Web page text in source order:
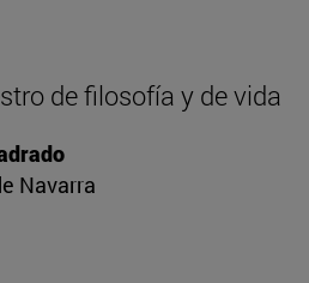
de filosofía y de vida
Navarra